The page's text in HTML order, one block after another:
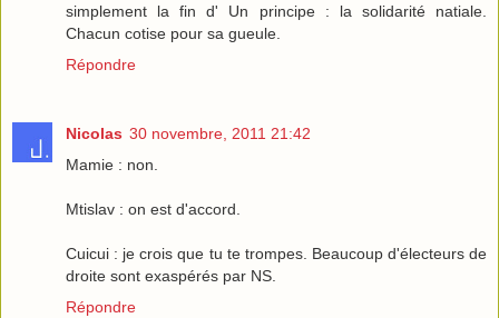
simplement la fin d' Un principe : la solidarité natiale.
Chacun cotise pour sa gueule.
Répondre
Nicolas 30 novembre, 2011 21:42
Mamie : non.
Mtislav : on est d'accord.
Cuicui : je crois que tu te trompes. Beaucoup d'électeurs de
droite sont exaspérés par NS.
Répondre